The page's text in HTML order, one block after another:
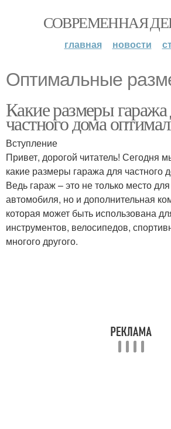
СОВРЕМЕННАЯ
главная новости
Оптимальные
Какие размеры гаража
частного дома
Вступление
Привет, дорогой читатель! Сегодня
какие размеры гаража для частного
Ведь гараж – это не только место
автомобиля, но и дополнительная
которая может быть использована
инструментов, велосипедов,
многого другого.